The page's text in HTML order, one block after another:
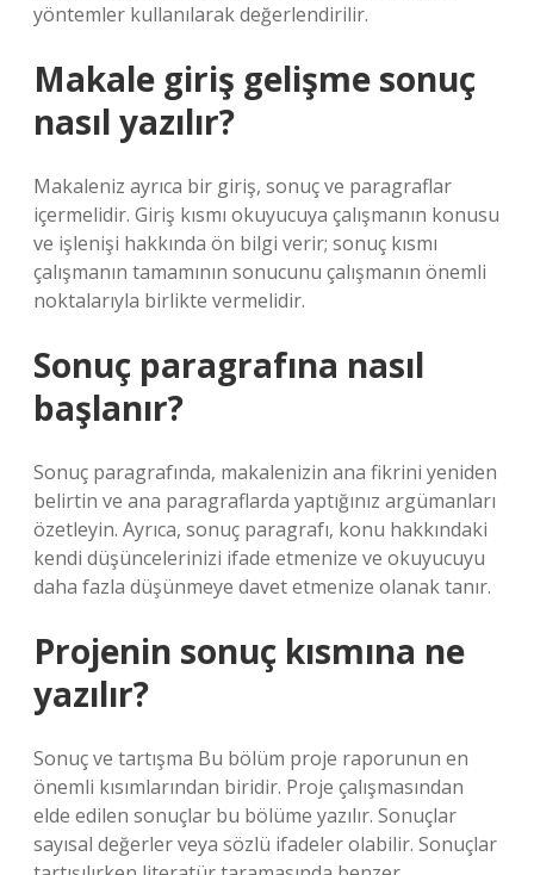
yöntemler kullanılarak değerlendirilir.
Makale giriş gelişme sonuç
nasıl yazılır?
Makaleniz ayrıca bir giriş, sonuç ve paragraflar
içermelidir. Giriş kısmı okuyucuya çalışmanın konusu
ve işlenişi hakkında ön bilgi verir; sonuç kısmı
çalışmanın tamamının sonucunu çalışmanın önemli
noktalarıyla birlikte vermelidir.
Sonuç paragrafına nasıl
başlanır?
Sonuç paragrafında, makalenizin ana fikrini yeniden
belirtin ve ana paragraflarda yaptığınız argümanları
özetleyin. Ayrıca, sonuç paragrafı, konu hakkındaki
kendi düşüncelerinizi ifade etmenize ve okuyucuyu
daha fazla düşünmeye davet etmenize olanak tanır.
Projenin sonuç kısmına ne
yazılır?
Sonuç ve tartışma Bu bölüm proje raporunun en
önemli kısımlarından biridir. Proje çalışmasından
elde edilen sonuçlar bu bölüme yazılır. Sonuçlar
sayısal değerler veya sözlü ifadeler olabilir. Sonuçlar